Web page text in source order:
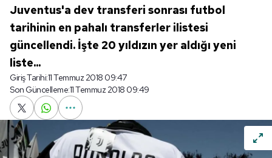
Juventus'a dev transferi sonrası futbol
tarihinin en pahalı transferler ilistesi
güncellendi. İşte 20 yıldızın yer aldığı yeni
liste...
Giriş Tarihi:11 Temmuz 2018 09:47
Son Güncelleme:11 Temmuz 2018 09:49